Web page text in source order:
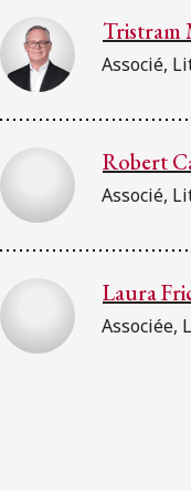
Tristram
Associé,
Robert
Associé,
Laura
Associée,